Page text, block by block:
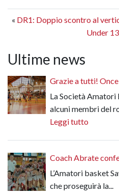
« DR1: Doppio scontro al
Under
Ultime news
Grazie a tutti! Once
La Società Amatori
alcuni membri del
Leggi tutto
Coach Abrate
L’Amatori basket
che proseguirà la...